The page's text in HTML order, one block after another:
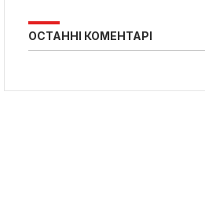
ОСТАННІ КОМЕНТАРІ